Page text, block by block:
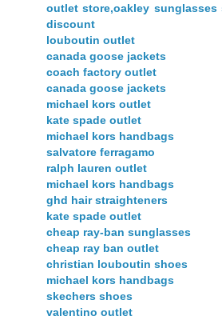
outlet store,oakley sunglasses
discount
louboutin outlet
canada goose jackets
coach factory outlet
canada goose jackets
michael kors outlet
kate spade outlet
michael kors handbags
salvatore ferragamo
ralph lauren outlet
michael kors handbags
ghd hair straighteners
kate spade outlet
cheap ray-ban sunglasses
cheap ray ban outlet
christian louboutin shoes
michael kors handbags
skechers shoes
valentino outlet